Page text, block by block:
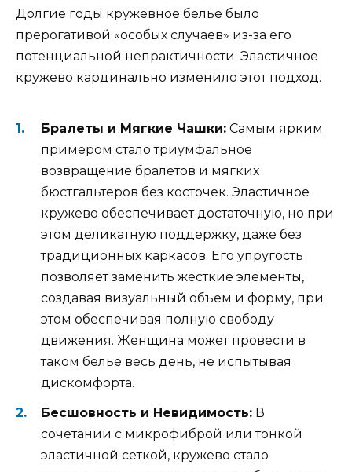
Долгие годы кружевное белье было
прерогативой «особых случаев» из-за его
потенциальной непрактичности. Эластичное
кружево кардинально изменило этот подход.
Бралеты и Мягкие Чашки: Самым ярким
примером стало триумфальное
возвращение бралетов и мягких
бюстгальтеров без косточек. Эластичное
кружево обеспечивает достаточную, но при
этом деликатную поддержку, даже без
традиционных каркасов. Его упругость
позволяет заменить жесткие элементы,
создавая визуальный объем и форму, при
этом обеспечивая полную свободу
движения. Женщина может провести в
таком белье весь день, не испытывая
дискомфорта.
Бесшовность и Невидимость: В
сочетании с микрофиброй или тонкой
эластичной сеткой, кружево стало